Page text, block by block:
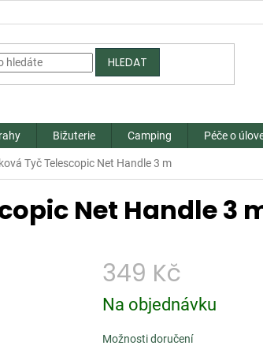
HLEDAT
Bižuterie Camping Péče o
Tyč Telescopic Net Handle 3 m
Net Handle 3
349 Kč
Měrná
cena:
Na objednávku
Možnosti doručení